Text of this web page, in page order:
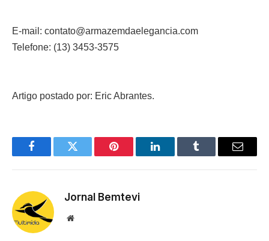
E-mail: contato@armazemdaelegancia.com
Telefone: (13) 3453-3575
Artigo postado por: Eric Abrantes.
FacebookTwitter Pinterest LinkedInTumblr Email
Jornal Bemtevi
Website